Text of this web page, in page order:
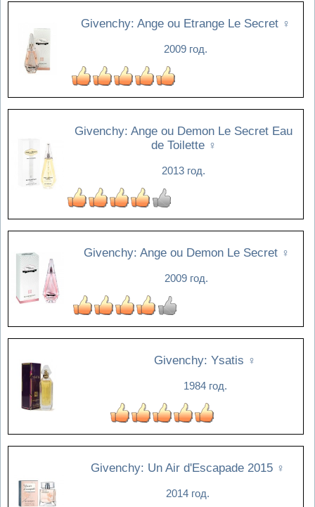
Givenchy: Ange ou Etrange Le Secret ♀
2009 год.
Givenchy: Ange ou Demon Le Secret Eau
de Toilette ♀
2013 год.
Givenchy: Ange ou Demon Le Secret ♀
2009 год.
Givenchy: Ysatis ♀
1984 год.
Givenchy: Un Air d'Escapade 2015 ♀
2014 год.